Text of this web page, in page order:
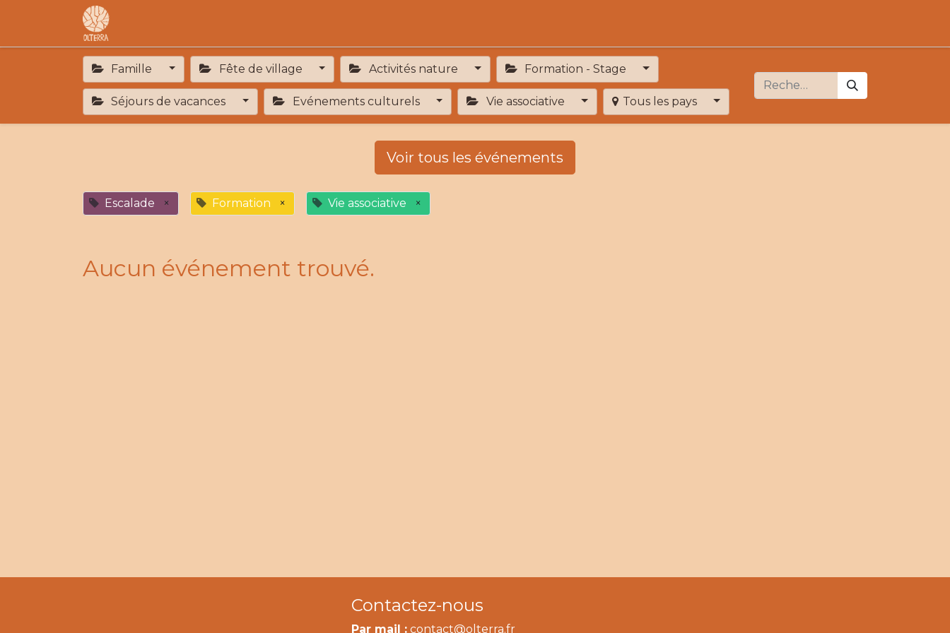
Famille Fête de village Activités nature Formation - Stage
Séjours de vacances Evénements culturels Vie associative Tous les pays
Voir tous les événements
Escalade × Formation × Vie associative ×
Aucun événement trouvé.
Contactez-nous
Par mail : contact@olterra.fr